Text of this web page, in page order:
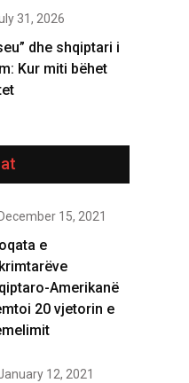
31, 2026
dhe shqiptari i
Kur miti bëhet
December 15, 2021
e
Amerikanë
20 vjetorin e
12, 2021